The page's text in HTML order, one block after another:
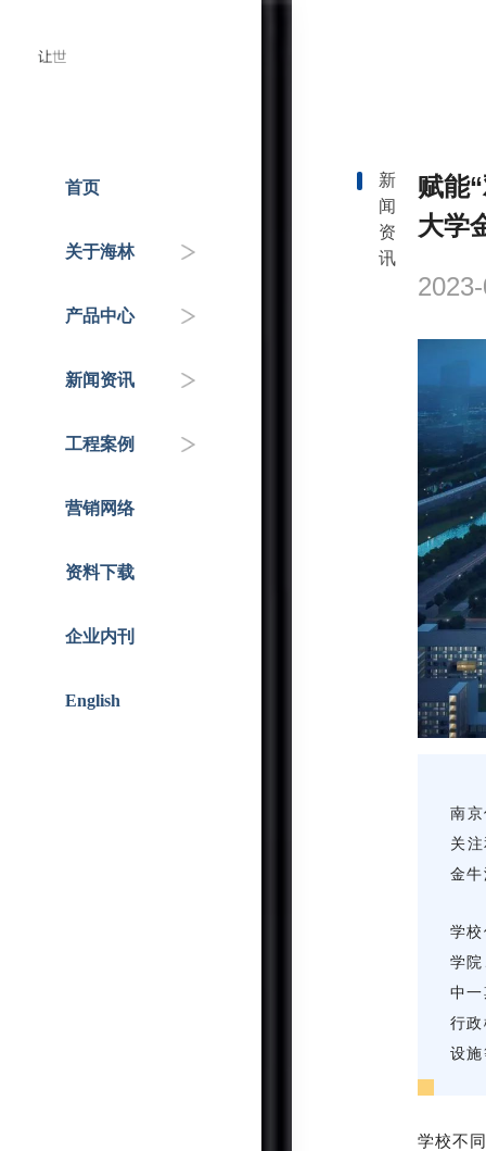
首页
关于海林
产品中心
新闻资讯
工程案例
国家重点工程
营销网络
资料下载
企业内刊
English
新
闻
资
讯
赋能
大学
南
关
金
学
学
中
行
设
学校不